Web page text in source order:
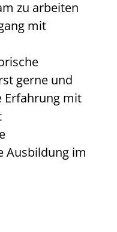
zu arbeiten
mit
gerne und
Erfahrung mit
Ausbildung im